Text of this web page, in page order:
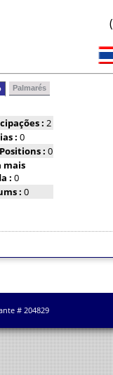
Palmarés
: 2
: 0
: 0
mais
: 0
: 0
# 204829